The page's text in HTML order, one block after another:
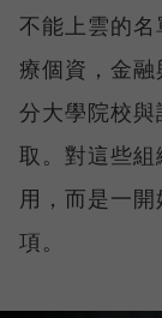
不能上雲的
療個資，金
分大學院校
取。對這些
用，而是一
項。